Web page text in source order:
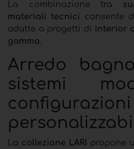
La combinazione tra
materiali tecnici
consente
adatte a progetti di interior
gamma.
Arredo
sistemi
configurazioni
La collezione LARI propone